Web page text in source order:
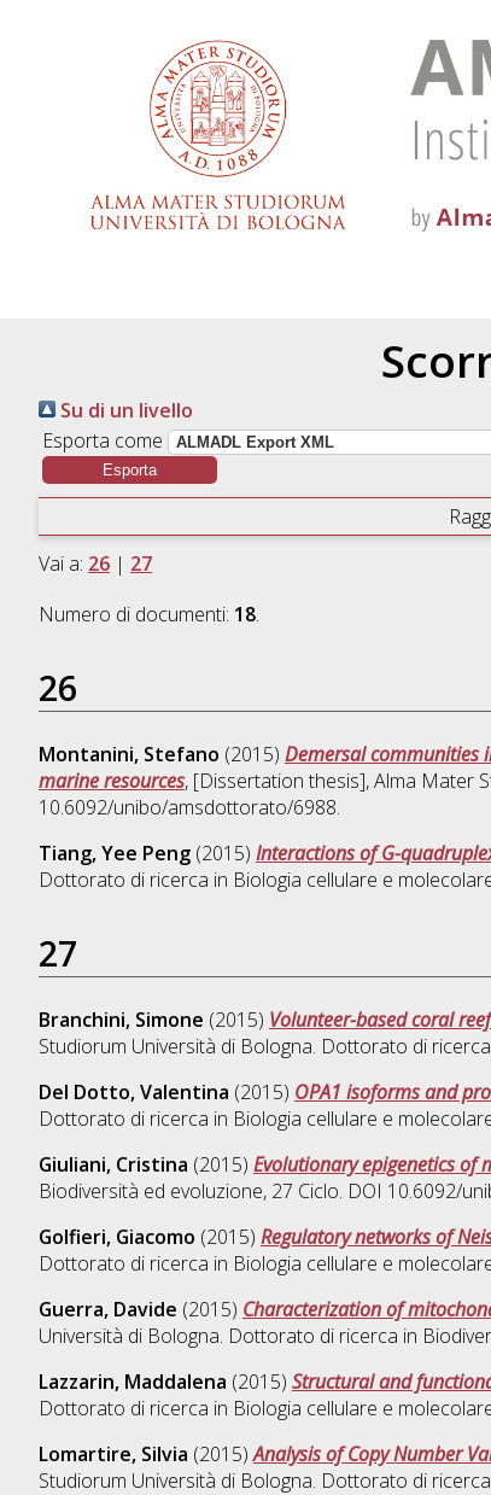
Su di un livello
Esporta come
Vai a: 26| 27
Numero di documenti: 18.
26
Montanini, Stefano (2015) Demersal communities
marine resources, [Dissertation thesis], Alma Mater
10.6092/unibo/amsdottorato/6988.
Tiang, Yee Peng(2015) Interactions of G-
Dottorato di ricerca in Biologia cellulare e
27
Branchini, Simone (2015) Volunteer-based coral
Studiorum Università di Bologna. Dottorato di
Del Dotto, Valentina (2015) OPA1 isoforms and
Dottorato di ricerca in Biologia cellulare e
Giuliani, Cristina (2015) Evolutionary epigenetics
Biodiversità ed evoluzione, 27 Ciclo. DOI 10.6092/
Golfieri, Giacomo (2015) Regulatory networks of
Dottorato di ricerca in Biologia cellulare e
Guerra, Davide (2015) Characterization of
Università di Bologna. Dottorato di ricerca in
Lazzarin, Maddalena (2015) Structural and
Dottorato di ricerca in Biologia cellulare e
Lomartire, Silvia (2015)Analysis of Copy Number
Studiorum Università di Bologna. Dottorato di